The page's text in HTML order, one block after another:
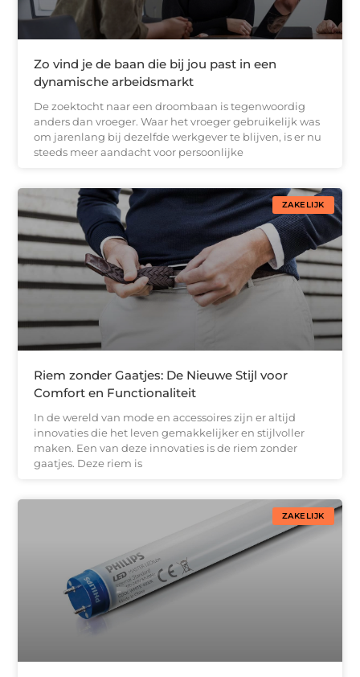
Zo vind je de baan die bij jou past in een
dynamische arbeidsmarkt
De zoektocht naar een droombaan is tegenwoordig
anders dan vroeger. Waar het vroeger gebruikelijk was
om jarenlang bij dezelfde werkgever te blijven, is er nu
steeds meer aandacht voor persoonlijke
ZAKELIJK
Riem zonder Gaatjes: De Nieuwe Stijl voor
Comfort en Functionaliteit
In de wereld van mode en accessoires zijn er altijd
innovaties die het leven gemakkelijker en stijlvoller
maken. Een van deze innovaties is de riem zonder
gaatjes. Deze riem is
ZAKELIJK